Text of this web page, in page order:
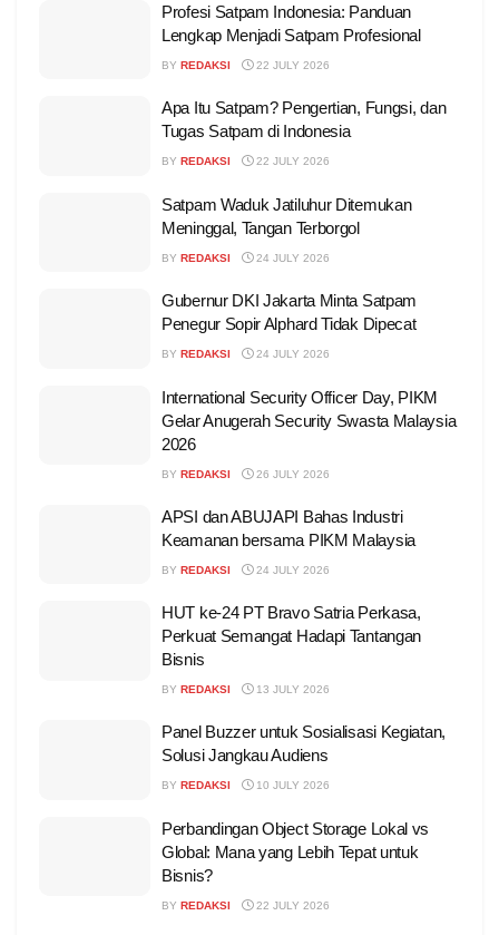
Profesi Satpam Indonesia: Panduan
Lengkap Menjadi Satpam Profesional
BY REDAKSI 22 JULY 2026
Apa Itu Satpam? Pengertian, Fungsi, dan
Tugas Satpam di Indonesia
BY REDAKSI 22 JULY 2026
Satpam Waduk Jatiluhur Ditemukan
Meninggal, Tangan Terborgol
BY REDAKSI 24 JULY 2026
Gubernur DKI Jakarta Minta Satpam
Penegur Sopir Alphard Tidak Dipecat
BY REDAKSI 24 JULY 2026
International Security Officer Day, PIKM
Gelar Anugerah Security Swasta Malaysia
2026
BY REDAKSI 26 JULY 2026
APSI dan ABUJAPI Bahas Industri
Keamanan bersama PIKM Malaysia
BY REDAKSI 24 JULY 2026
HUT ke-24 PT Bravo Satria Perkasa,
Perkuat Semangat Hadapi Tantangan
Bisnis
BY REDAKSI 13 JULY 2026
Panel Buzzer untuk Sosialisasi Kegiatan,
Solusi Jangkau Audiens
BY REDAKSI 10 JULY 2026
Perbandingan Object Storage Lokal vs
Global: Mana yang Lebih Tepat untuk
Bisnis?
BY REDAKSI 22 JULY 2026